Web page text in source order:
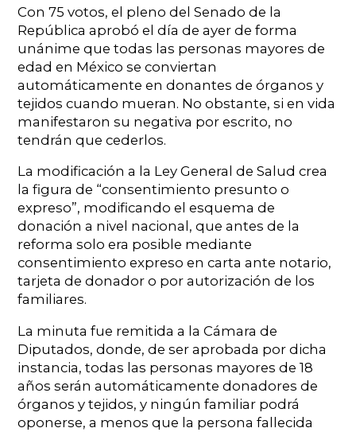
Con 75 votos, el pleno del Senado de la
República aprobó el día de ayer de forma
unánime que todas las personas mayores de
edad en México se conviertan
automáticamente en donantes de órganos y
tejidos cuando mueran. No obstante, si en vida
manifestaron su negativa por escrito, no
tendrán que cederlos.
La modificación a la Ley General de Salud crea
la figura de “consentimiento presunto o
expreso”, modificando el esquema de
donación a nivel nacional, que antes de la
reforma solo era posible mediante
consentimiento expreso en carta ante notario,
tarjeta de donador o por autorización de los
familiares.
La minuta fue remitida a la Cámara de
Diputados, donde, de ser aprobada por dicha
instancia, todas las personas mayores de 18
años serán automáticamente donadores de
órganos y tejidos, y ningún familiar podrá
oponerse, a menos que la persona fallecida